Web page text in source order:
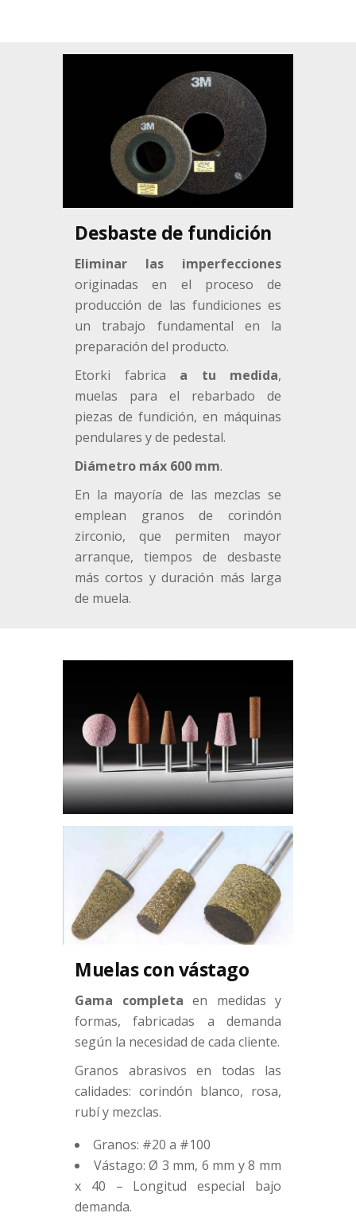
Desbaste de fundición
Eliminar las imperfecciones
originadas en el proceso de
producción de las fundiciones es
un trabajo fundamental en la
preparación del producto.
Etorki fabrica a tu medida,
muelas para el rebarbado de
piezas de fundición, en máquinas
pendulares y de pedestal.
Diámetro máx 600 mm.
En la mayoría de las mezclas se
emplean granos de corindón
zirconio, que permiten mayor
arranque, tiempos de desbaste
más cortos y duración más larga
de muela.
Muelas con vástago
Gama completa en medidas y
formas, fabricadas a demanda
según la necesidad de cada cliente.
Granos abrasivos en todas las
calidades: corindón blanco, rosa,
rubí y mezclas.
Granos: #20 a #100
Vástago: Ø 3 mm, 6 mm y 8 mm
x 40 – Longitud especial bajo
demanda.